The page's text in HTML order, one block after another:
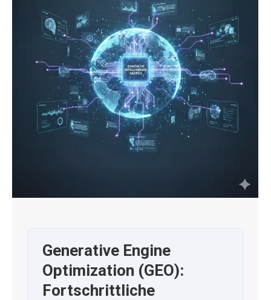
Generative Engine
Optimization (GEO):
Fortschrittliche